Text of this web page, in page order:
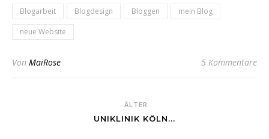
Blogarbeit Blogdesign Bloggen
mein Blog
neue Website
Von MaiRose 5 Kommentare
ÄLTER
UNIKLINIK KÖLN...